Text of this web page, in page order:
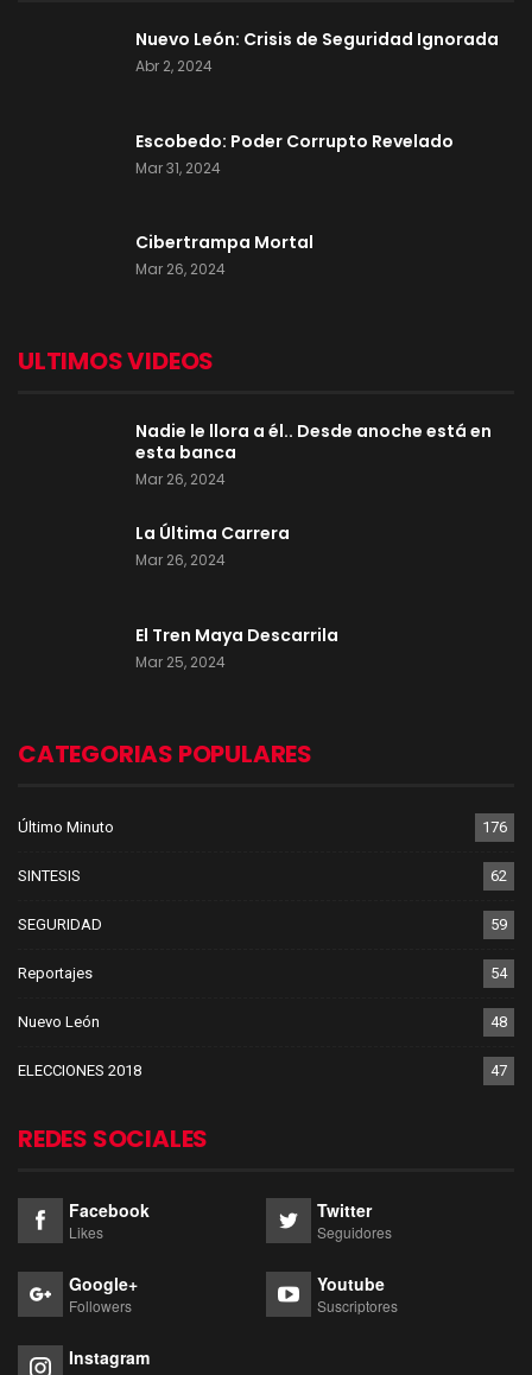
Nuevo León: Crisis de Seguridad Ignorada
Abr 2, 2024
Escobedo: Poder Corrupto Revelado
Mar 31, 2024
Cibertrampa Mortal
Mar 26, 2024
ULTIMOS VIDEOS
Nadie le llora a él.. Desde anoche está en
esta banca
Mar 26, 2024
La Última Carrera
Mar 26, 2024
El Tren Maya Descarrila
Mar 25, 2024
CATEGORIAS POPULARES
Último Minuto 176
SINTESIS 62
SEGURIDAD 59
Reportajes 54
Nuevo León 48
ELECCIONES 2018 47
REDES SOCIALES
Facebook
Likes
Twitter
Seguidores
Google+
Followers
Youtube
Suscriptores
Instagram